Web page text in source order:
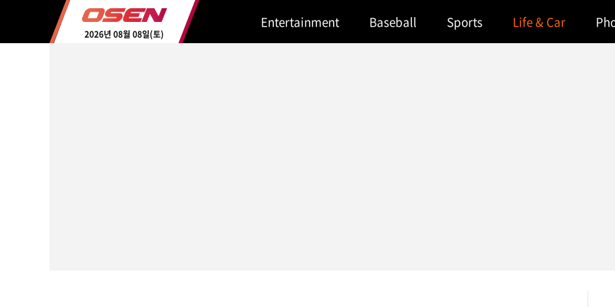
2026년 08월 08일(토)
Entertainment Baseball Sports Life & Car